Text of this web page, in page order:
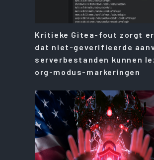
Kritieke Gitea-fout zorgt
dat niet-geverifieerde
serverbestanden kunnen
org-modus-markeringen